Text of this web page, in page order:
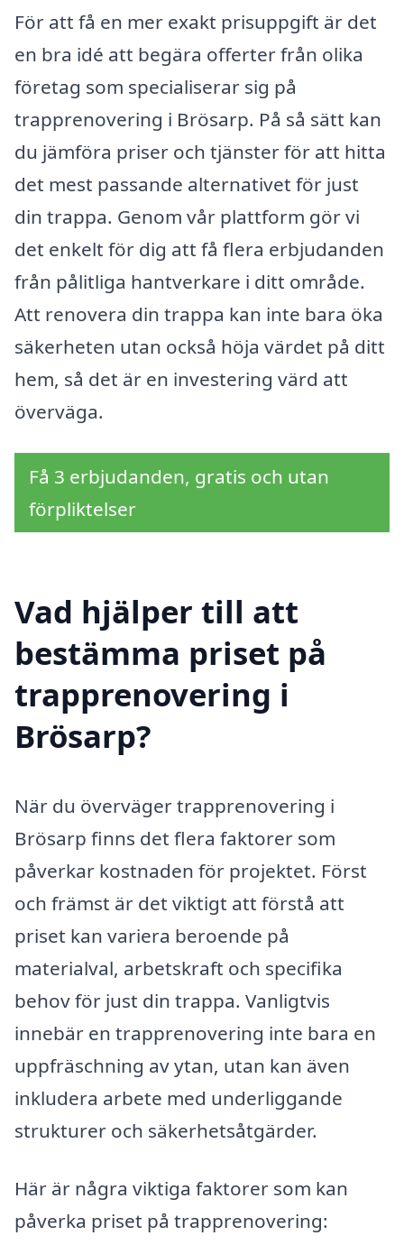
För att få en mer exakt prisuppgift är det
en bra idé att begära offerter från olika
företag som specialiserar sig på
trapprenovering i Brösarp. På så sätt kan
du jämföra priser och tjänster för att hitta
det mest passande alternativet för just
din trappa. Genom vår plattform gör vi
det enkelt för dig att få flera erbjudanden
från pålitliga hantverkare i ditt område.
Att renovera din trappa kan inte bara öka
säkerheten utan också höja värdet på ditt
hem, så det är en investering värd att
överväga.
Få 3 erbjudanden, gratis och utan
förpliktelser
Vad hjälper till att
bestämma priset på
trapprenovering i
Brösarp?
När du överväger trapprenovering i
Brösarp finns det flera faktorer som
påverkar kostnaden för projektet. Först
och främst är det viktigt att förstå att
priset kan variera beroende på
materialval, arbetskraft och specifika
behov för just din trappa. Vanligtvis
innebär en trapprenovering inte bara en
uppfräschning av ytan, utan kan även
inkludera arbete med underliggande
strukturer och säkerhetsåtgärder.
Här är några viktiga faktorer som kan
påverka priset på trapprenovering: